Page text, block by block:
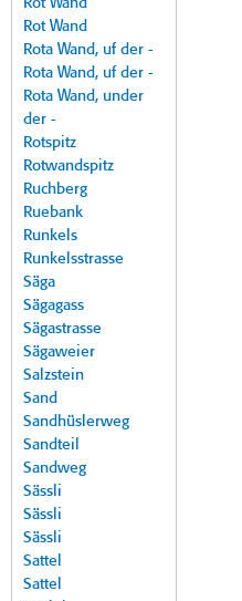
Rot Wand
Rot Wand
Rota Wand, uf der -
Rota Wand, uf der -
Rota Wand, under
der -
Rotspitz
Rotwandspitz
Ruchberg
Ruebank
Runkels
Runkelsstrasse
Säga
Sägagass
Sägastrasse
Sägaweier
Salzstein
Sand
Sandhüslerweg
Sandteil
Sandweg
Sässli
Sässli
Sässli
Sattel
Sattel